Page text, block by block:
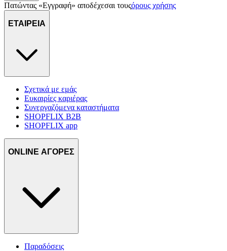
Πατώντας «Εγγραφή» αποδέχεσαι τουςόρους χρήσης
ΕΤΑΙΡΕΙΑ
Σχετικά με εμάς
Ευκαιρίες καριέρας
Συνεργαζόμενα καταστήματα
SHOPFLIX B2B
SHOPFLIX app
ONLINE ΑΓΟΡΕΣ
Παραδόσεις